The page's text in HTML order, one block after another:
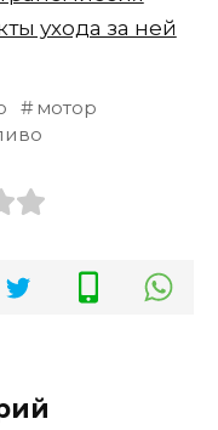
ухода за ней
мотор